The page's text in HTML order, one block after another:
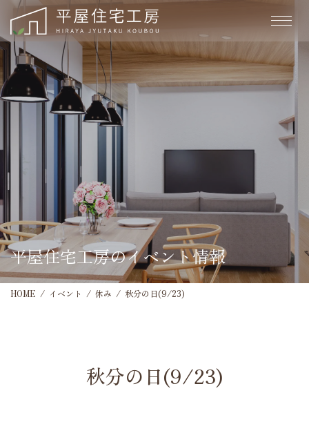
平屋住宅工房のイベント情報
HOME イベント 休み 秋分の日(9/23)
秋分の日(9/23)